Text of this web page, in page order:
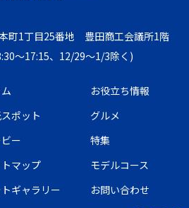
町1丁目25番地 豊田商工会議所1階
～17:15、12/29～1/3除く)
お役立ち情報
ポット
グルメ
ー
特集
マップ
モデルコース
ギャラリー お問い合わせ